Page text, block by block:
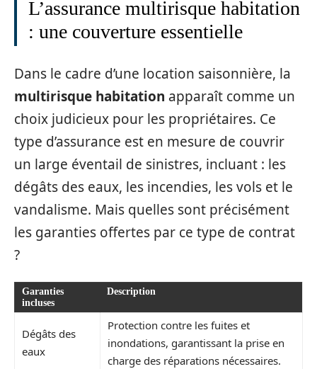
L’assurance multirisque habitation
: une couverture essentielle
Dans le cadre d’une location saisonnière, la
multirisque habitation apparaît comme un
choix judicieux pour les propriétaires. Ce
type d’assurance est en mesure de couvrir
un large éventail de sinistres, incluant : les
dégâts des eaux, les incendies, les vols et le
vandalisme. Mais quelles sont précisément
les garanties offertes par ce type de contrat
?
Garanties
incluses
Description
Dégâts des
eaux
Protection contre les fuites et
inondations, garantissant la prise en
charge des réparations nécessaires.